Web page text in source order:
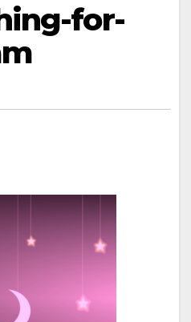
for-